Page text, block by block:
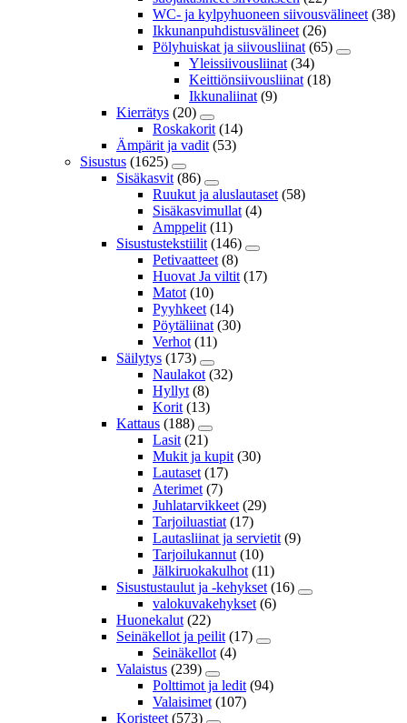
WC- ja kylpyhuoneen siivousvälineet (38)
Ikkunanpuhdistusvälineet (26)
Pölyhuiskat ja siivousliinat (65)
Yleissiivousliinat (34)
Keittiönsiivousliinat (18)
Ikkunaliinat (9)
Kierrätys (20)
Roskakorit (14)
Ämpärit ja vadit (53)
Sisustus (1625)
Sisäkasvit (86)
Ruukut ja aluslautaset (58)
Sisäkasvimullat (4)
Amppelit (11)
Sisustustekstiilit (146)
Petivaatteet (8)
Huovat Ja viltit (17)
Matot (10)
Pyyhkeet (14)
Pöytäliinat (30)
Verhot (11)
Säilytys (173)
Naulakot (32)
Hyllyt (8)
Korit (13)
Kattaus (188)
Lasit (21)
Mukit ja kupit (30)
Lautaset (17)
Aterimet (7)
Juhlatarvikkeet (29)
Tarjoiluastiat (17)
Lautasliinat ja servietit (9)
Tarjoilukannut (10)
Jälkiruokakulhot (11)
Sisustustaulut ja -kehykset (16)
valokuvakehykset (6)
Huonekalut (22)
Seinäkellot ja peilit (17)
Seinäkellot (4)
Valaistus (239)
Polttimot ja ledit (94)
Valaisimet (107)
Koristeet (573)